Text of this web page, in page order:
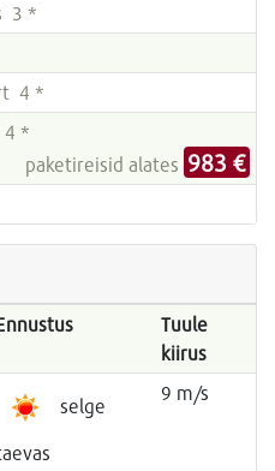
3 *
4 *
4 *
paketireisid alates 983 €
Tuule
kiirus
selge
9 m/s